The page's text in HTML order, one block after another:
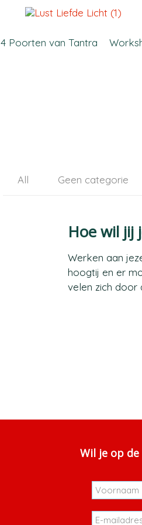
4 Poorten van Tantra
All Geen categorie
Hoe wil jij
Werken aan
hoogtij en er
velen zich door
Wil je op